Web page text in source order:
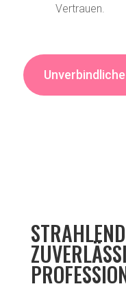
Vertrauen.